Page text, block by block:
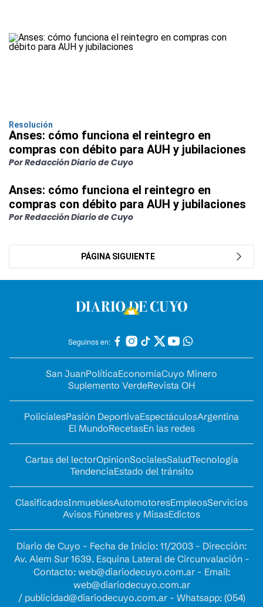
Resolución
Anses: cómo funciona el reintegro en
compras con débito para AUH y jubilaciones
Por Redacción Diario de Cuyo
Anses: cómo funciona el reintegro en
compras con débito para AUH y jubilaciones
Por Redacción Diario de Cuyo
PÁGINA SIGUIENTE
Seguinos en:
San JuanPolíticaEconomíaCuyo Minero
Suplemento VerdeRevista OH
PolicialesPasión DeportivaEspectáculosArgentina
El MundoRecetasEn las redes
Cartas del lectorOpinionSocialesSaludTecnología
TendenciaEstado del tránsito
ClasificadosInmueblesAutomotoresEmpleosServicios
Avisos Fúnebres y MisasEdictos
Diario de Cuyo - Fecha de Inicio: 11/2003 - Dirección:
Av. Alem Sur 1639. Esquina Lateral de Circunvalación -
Contacto: web@diariodecuyo.com.ar- Email:
web@diariodecuyo.com.ar
/ publicidad@diariodecuyo.com.ar- Whatsapp: (054)